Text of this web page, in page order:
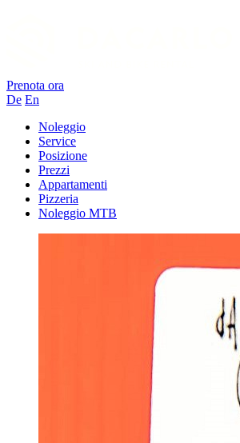
Prenota ora
De En
Noleggio
Service
Posizione
Prezzi
Appartamenti
Pizzeria
Noleggio MTB